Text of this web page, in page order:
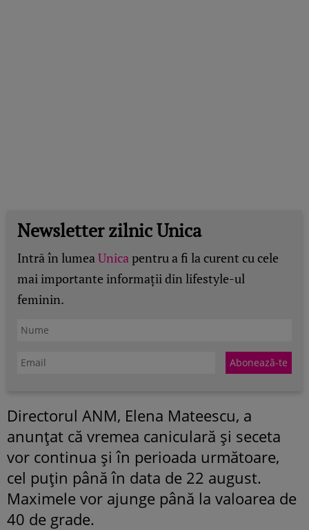
Newsletter zilnic Unica
Intră în lumeaUnicapentru a fi la curent cu cele
mai importante informații din lifestyle-ul
feminin.
Directorul ANM, Elena Mateescu, a
anunțat că vremea caniculară și seceta
vor continua și în perioada următoare,
cel puțin până în data de 22 august.
Maximele vor ajunge până la valoarea de
40 de grade.